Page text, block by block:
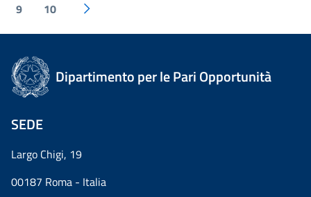
9 10
Dipartimento per le Pari Opportunità
SEDE
Largo Chigi, 19
00187 Roma - Italia